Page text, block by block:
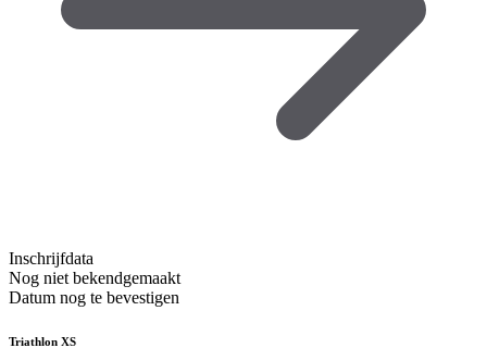
Inschrijfdata
Nog niet bekendgemaakt
Datum nog te bevestigen
Triathlon XS